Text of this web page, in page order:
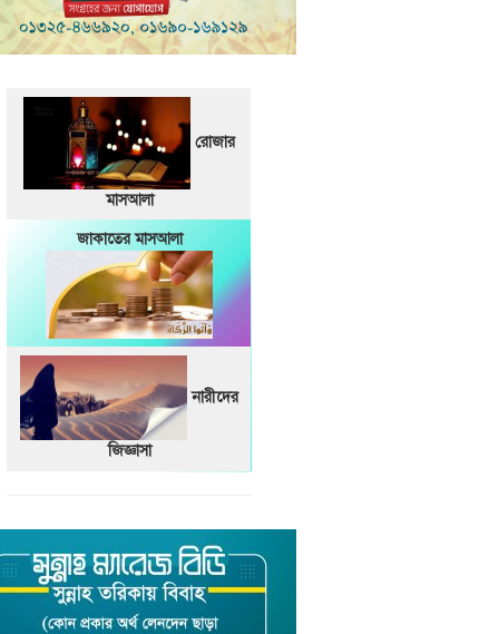
রোজার
মাসআলা
জাকাতের মাসআলা
নারীদের
জিজ্ঞাসা